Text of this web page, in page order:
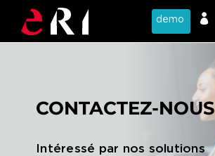

CONTACTEZ-NOUS
Intéressé par nos solutions